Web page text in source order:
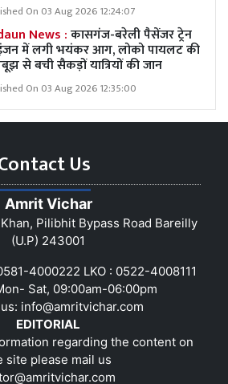
On 03 Aug 2026 12:24:07
News :कासगंज-बरेली पैसेंजर ट्रेन
में लगी भयंकर आग, लोको पायलट की
से बची सैकड़ों यात्रियों की जान
On 03 Aug 2026 12:35:00
Us
Amrit Vichar
Pilibhit Bypass Road Bareilly
(U.P) 243001
4000222 LKO : 0522-4008111
Sat, 09:00am-06:00pm
info@amritvichar.com
EDITORIAL
regarding the content on
site please mail us